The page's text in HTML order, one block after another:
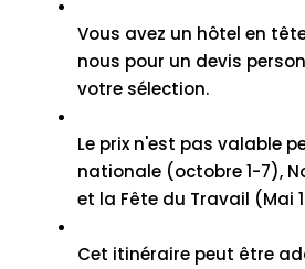
Vous avez un hôtel en
nous pour un devis
votre sélection.
Le prix n'est pas valable
nationale (octobre 1-7),
et la Fête du Travail (Mai
Cet itinéraire peut être